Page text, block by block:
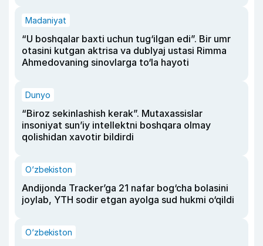
Madaniyat
“U boshqalar baxti uchun tug‘ilgan edi”. Bir umr
otasini kutgan aktrisa va dublyaj ustasi Rimma
Ahmedovaning sinovlarga to‘la hayoti
Dunyo
“Biroz sekinlashish kerak”. Mutaxassislar
insoniyat sun’iy intellektni boshqara olmay
qolishidan xavotir bildirdi
O‘zbekiston
Andijonda Tracker’ga 21 nafar bog‘cha bolasini
joylab, YTH sodir etgan ayolga sud hukmi o‘qildi
O‘zbekiston